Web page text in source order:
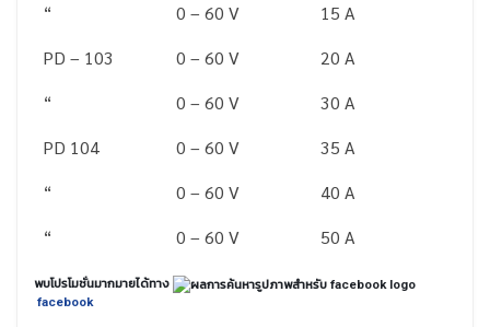
“
0 – 60 V
15 A
PD – 103
0 – 60 V
20 A
“
0 – 60 V
30 A
PD 104
0 – 60 V
35 A
“
0 – 60 V
40 A
“
0 – 60 V 50 A
พบโปรโมชั่นมากมายได้ทาง
facebook